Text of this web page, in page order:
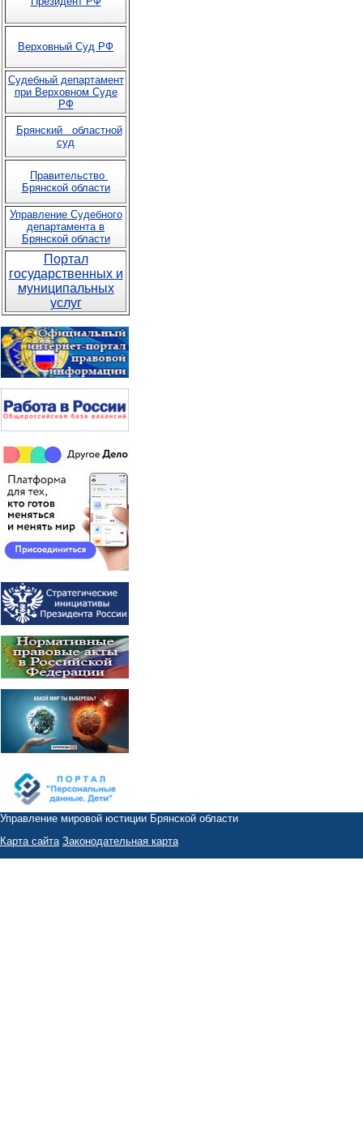
Верховный Суд РФ
Судебный департамент
при Верховном Суде
РФ
Брянский областной
суд
Правительство
Брянской области
Управление Судебного
департамента в
Брянской области
Портал
государственных и
муниципальных
услуг
Управление мировой юстиции Брянской области
Карта сайта Законодательная карта